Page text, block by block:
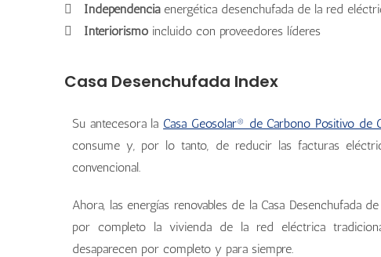
Independenciaenergética desenchufada de la red
Interiorismo incluido con proveedores líderes
Casa Desenchufada Index
Su antecesora la Casa Geosolar® de Carbono Positivo de
consume y, por lo tanto, de reducir las facturas
convencional.
Ahora, las energías renovables de la Casa Desenchufada
por completo la vivienda de la red eléctrica
desaparecen por completo y para siempre.